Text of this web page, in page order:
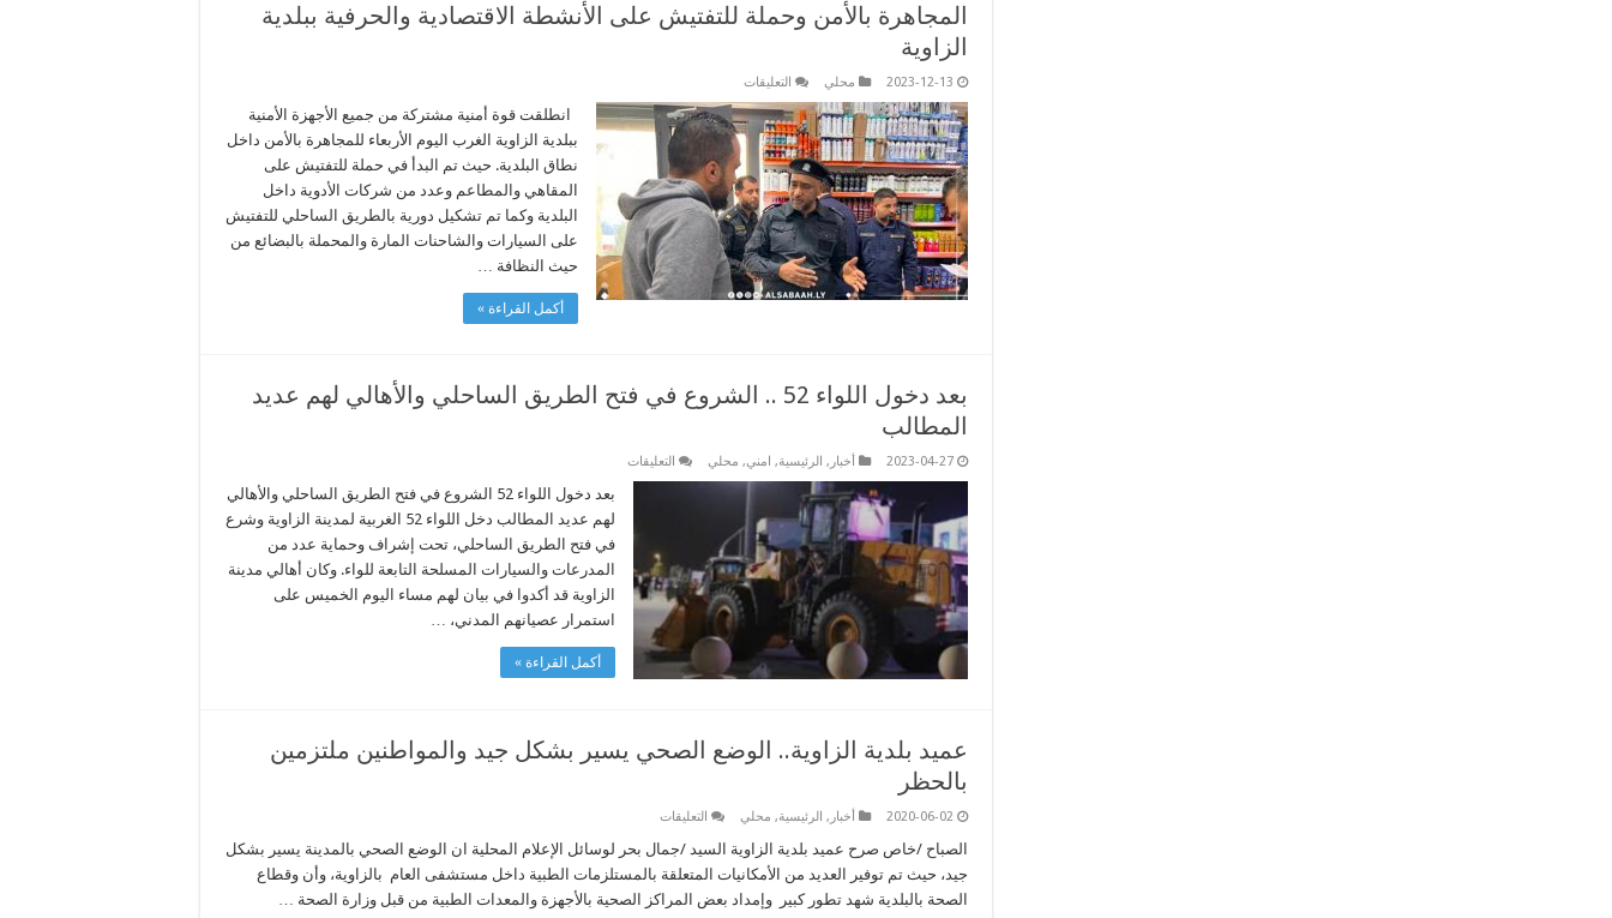
المجاهرة بالأمن وحملة للتفتيش على الأنشطة الاقتصادية والحرفية ببلدية
الزاوية
2023-12-13 محلي التعليقات
بالأمن
وحملة
للتفتيش
على
الأنشطة
الاقتصادية
والحرفية
ببلدية
الزاوية
مغلقة
انطلقت قوة أمنية مشتركة من جميع الأجهزة الأمنية
ببلدية الزاوية الغرب اليوم الأربعاء للمجاهرة بالأمن داخل
نطاق البلدية. حيث تم البدأ في حملة للتفتيش على
المقاهي والمطاعم وعدد من شركات الأدوية داخل
البلدية وكما تم تشكيل دورية بالطريق الساحلي للتفتيش
على السيارات والشاحنات المارة والمحملة بالبضائع من
حيث النظافة …
أكمل القراءة »
بعد دخول اللواء 52 .. الشروع في فتح الطريق الساحلي والأهالي لهم عديد
المطالب
2023-04-27 أخبار , الرئيسية, امني, محلي التعليقات
دخول
52
الشروع
فتح
الطريق
الساحلي
لهم
المطالب
بعد دخول اللواء 52 الشروع في فتح الطريق الساحلي والأهالي
لهم عديد المطالب دخل اللواء 52 الغربية لمدينة الزاوية وشرع
في فتح الطريق الساحلي، تحت إشراف وحماية عدد من
المدرعات والسيارات المسلحة التابعة للواء. وكان أهالي مدينة
الزاوية قد أكدوا في بيان لهم مساء اليوم الخميس على
استمرار عصيانهم المدني، …
أكمل القراءة »
عميد بلدية الزاوية.. الوضع الصحي يسير بشكل جيد والمواطنين ملتزمين
بالحظر
2020-06-02 أخبار , الرئيسية, محلي التعليقات
بلدية
الزاوية..
الوضع
الصحي
يسير
الصباح /خاص صرح عميد بلدية الزاوية السيد /جمال بحر لوسائل الإعلام المحلية ان الوضع الصحي بالمدينة يسير بشكل
جيد، حيث تم توفير العديد من الأمكانيات المتعلقة بالمستلزمات الطبية داخل مستشفى العام بالزاوية، وأن وقطاع
الصحة بالبلدية شهد تطور كبير وإمداد بعض المراكز الصحية بالأجهزة والمعدات الطبية من قبل وزارة الصحة …